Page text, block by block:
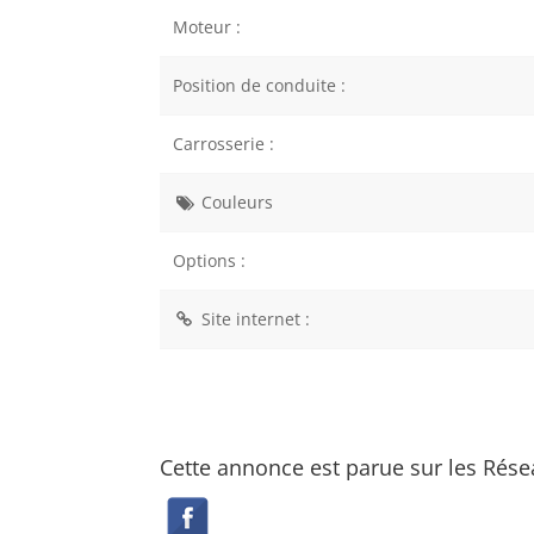
Moteur :
Position de conduite :
Carrosserie :
Couleurs
Options :
Site internet :
Cette annonce est parue sur les